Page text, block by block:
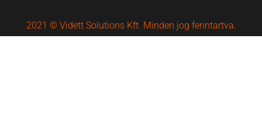
2021 © Vidett Solutions Kft. Minden jog fenntartva.